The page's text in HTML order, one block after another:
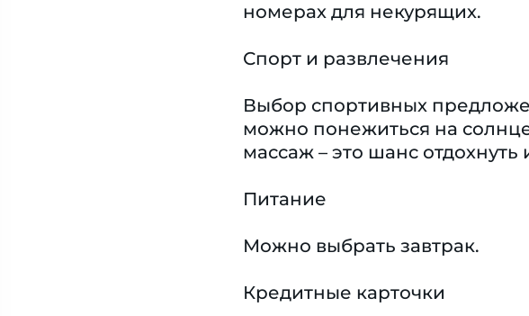
номерах для некурящих.
Спорт и развлечения
Выбор спортивных
можно понежиться на
массаж – это шанс отдохнуть
Питание
Можно выбрать завтрак.
Кредитные карточки